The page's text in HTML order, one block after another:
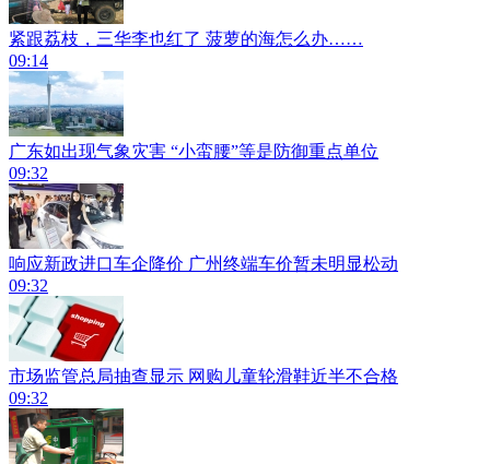
紧跟荔枝，三华李也红了 菠萝的海怎么办……
09:14
广东如出现气象灾害 “小蛮腰”等是防御重点单位
09:32
响应新政进口车企降价 广州终端车价暂未明显松动
09:32
市场监管总局抽查显示 网购儿童轮滑鞋近半不合格
09:32